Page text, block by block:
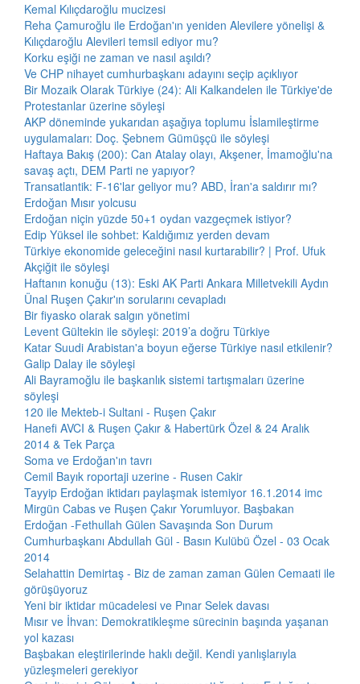
Kemal Kılıçdaroğlu mucizesi
Reha Çamuroğlu ile Erdoğan'ın yeniden Alevilere yönelişi &
Kılıçdaroğlu Alevileri temsil ediyor mu?
Korku eşiği ne zaman ve nasıl aşıldı?
Ve CHP nihayet cumhurbaşkanı adayını seçip açıklıyor
Bir Mozaik Olarak Türkiye (24): Ali Kalkandelen ile Türkiye'de
Protestanlar üzerine söyleşi
AKP döneminde yukarıdan aşağıya toplumu İslamileştirme
uygulamaları: Doç. Şebnem Gümüşçü ile söyleşi
Haftaya Bakış (200): Can Atalay olayı, Akşener, İmamoğlu'na
savaş açtı, DEM Parti ne yapıyor?
Transatlantik: F-16'lar geliyor mu? ABD, İran'a saldırır mı?
Erdoğan Mısır yolcusu
Erdoğan niçin yüzde 50+1 oydan vazgeçmek istiyor?
Edip Yüksel ile sohbet: Kaldığımız yerden devam
Türkiye ekonomide geleceğini nasıl kurtarabilir? | Prof. Ufuk
Akçiğit ile söyleşi
Haftanın konuğu (13): Eski AK Parti Ankara Milletvekili Aydın
Ünal Ruşen Çakır'ın sorularını cevapladı
Bir fiyasko olarak salgın yönetimi
Levent Gültekin ile söyleşi: 2019’a doğru Türkiye
Katar Suudi Arabistan'a boyun eğerse Türkiye nasıl etkilenir?
Galip Dalay ile söyleşi
Ali Bayramoğlu ile başkanlık sistemi tartışmaları üzerine
söyleşi
120 ile Mekteb-i Sultani - Ruşen Çakır
Hanefi AVCI & Ruşen Çakır & Habertürk Özel & 24 Aralık
2014 & Tek Parça
Soma ve Erdoğan'ın tavrı
Cemil Bayık roportaji uzerine - Rusen Cakir
Tayyip Erdoğan iktidarı paylaşmak istemiyor 16.1.2014 imc
Mirgün Cabas ve Ruşen Çakır Yorumluyor. Başbakan
Erdoğan -Fethullah Gülen Savaşında Son Durum
Cumhurbaşkanı Abdullah Gül - Basın Kulübü Özel - 03 Ocak
2014
Selahattin Demirtaş - Biz de zaman zaman Gülen Cemaati ile
görüşüyoruz
Yeni bir iktidar mücadelesi ve Pınar Selek davası
Mısır ve İhvan: Demokratikleşme sürecinin başında yaşanan
yol kazası
Başbakan eleştirilerinde haklı değil. Kendi yanlışlarıyla
yüzleşmeleri gerekiyor